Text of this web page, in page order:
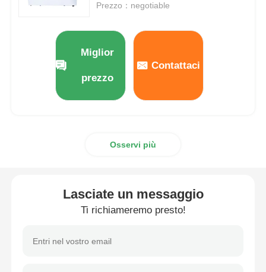
12 m/min
Prezzo：negotiable
Miglior
prezzo
Contattaci
Osservi più
Lasciate un messaggio
Ti richiameremo presto!